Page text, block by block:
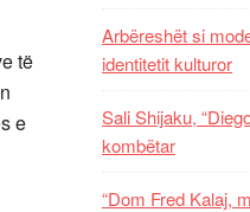
të
e
Arbëreshët si
identitetit kulturor
Sali Shijaku,
kombëtar
“Dom Fred Kalaj,